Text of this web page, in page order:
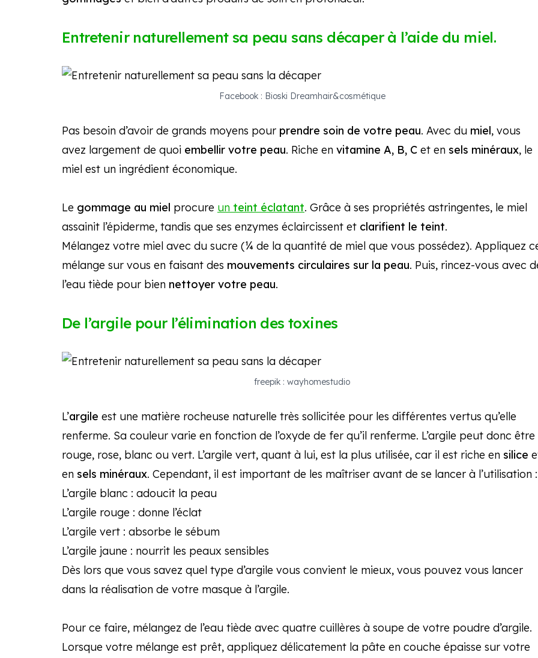
Entretenir naturellement sa peau sans décaper à l’aide du miel.
Facebook : Bioski Dreamhair&cosmétique
Pas besoin d’avoir de grands moyens pour prendre soin de votre peau. Avec du miel, vous
avez largement de quoi embellir votre peau. Riche en vitamine A, B, C et en sels minéraux, le
miel est un ingrédient économique.
Le gommage au miel procure un teint éclatant. Grâce à ses propriétés astringentes, le miel
assainit l’épiderme, tandis que ses enzymes éclaircissent et clarifient le teint.
Mélangez votre miel avec du sucre (¼ de la quantité de miel que vous possédez). Appliquez
mélange sur vous en faisant des mouvements circulaires sur la peau. Puis, rincez-vous avec
l’eau tiède pour bien nettoyer votre peau.
De l’argile pour l’élimination des toxines
freepik : wayhomestudio
L’argile est une matière rocheuse naturelle très sollicitée pour les différentes vertus qu’elle
renferme. Sa couleur varie en fonction de l’oxyde de fer qu’il renferme. L’argile peut donc être
rouge, rose, blanc ou vert. L’argile vert, quant à lui, est la plus utilisée, car il est riche en silice
en sels minéraux. Cependant, il est important de les maîtriser avant de se lancer à l’utilisation :
L’argile blanc : adoucit la peau
L’argile rouge : donne l’éclat
L’argile vert : absorbe le sébum
L’argile jaune : nourrit les peaux sensibles
Dès lors que vous savez quel type d’argile vous convient le mieux, vous pouvez vous lancer
dans la réalisation de votre masque à l’argile.
Pour ce faire, mélangez de l’eau tiède avec quatre cuillères à soupe de votre poudre d’argile.
Lorsque votre mélange est prêt, appliquez délicatement la pâte en couche épaisse sur votre